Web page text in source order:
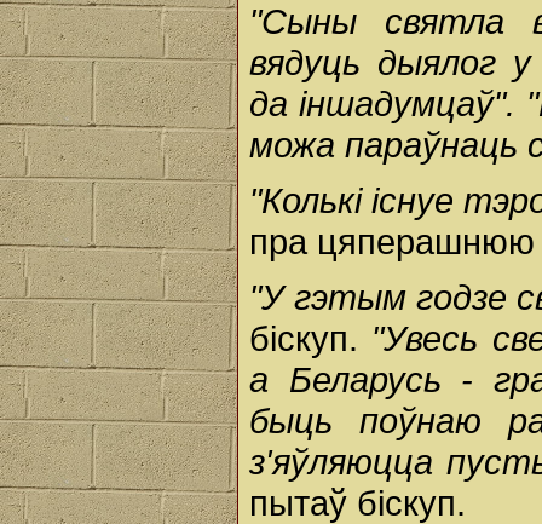
"Сыны святла
вядуць дыялог
да
можа параўнаць
"Колькі існуе
пра цяперашнюю
"У гэтым годзе
біскуп. "Увесь
а Беларусь -
быць поўнаю
з'яўляюцца
пытаў біскуп.